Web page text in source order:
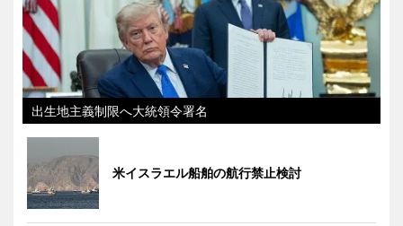
出生地主義制限へ大統領令署名
米イスラエル船舶の航行禁止検討